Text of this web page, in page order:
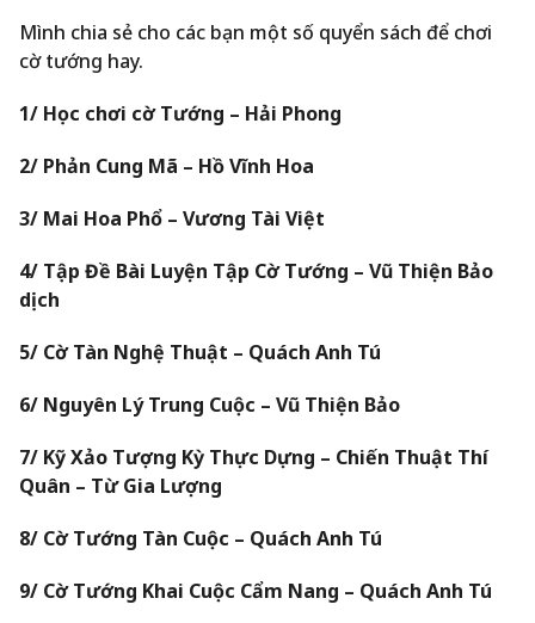
Mình chia sẻ cho các bạn một số quyển sách để chơi
cờ tướng hay.
1/ Học chơi cờ Tướng – Hải Phong
2/ Phản Cung Mã – Hồ Vĩnh Hoa
3/ Mai Hoa Phổ – Vương Tài Việt
4/ Tập Đề Bài Luyện Tập Cờ Tướng – Vũ Thiện Bảo
dịch
5/ Cờ Tàn Nghệ Thuật – Quách Anh Tú
6/ Nguyên Lý Trung Cuộc – Vũ Thiện Bảo
7/ Kỹ Xảo Tượng Kỳ Thực Dựng – Chiến Thuật Thí
Quân – Từ Gia Lượng
8/ Cờ Tướng Tàn Cuộc – Quách Anh Tú
9/ Cờ Tướng Khai Cuộc Cẩm Nang – Quách Anh Tú